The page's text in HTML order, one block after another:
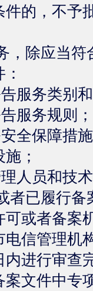
的，不予
，除应当
服务类别
务规则；
保障措施
；
员和技术
者已履行
或者备案
管理机
进行审查
文件中专